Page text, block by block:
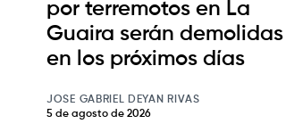
por terremotos en La
Guaira serán demolidas
en los próximos días
JOSE GABRIEL DEYAN RIVAS
5 de agosto de 2026